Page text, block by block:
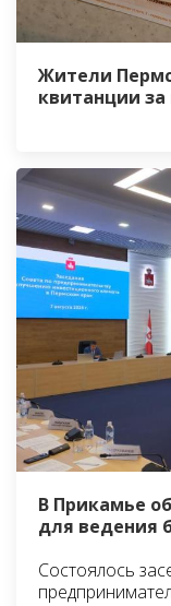
Жители
квитанции
В Прикамье
для ведения
Состоялось